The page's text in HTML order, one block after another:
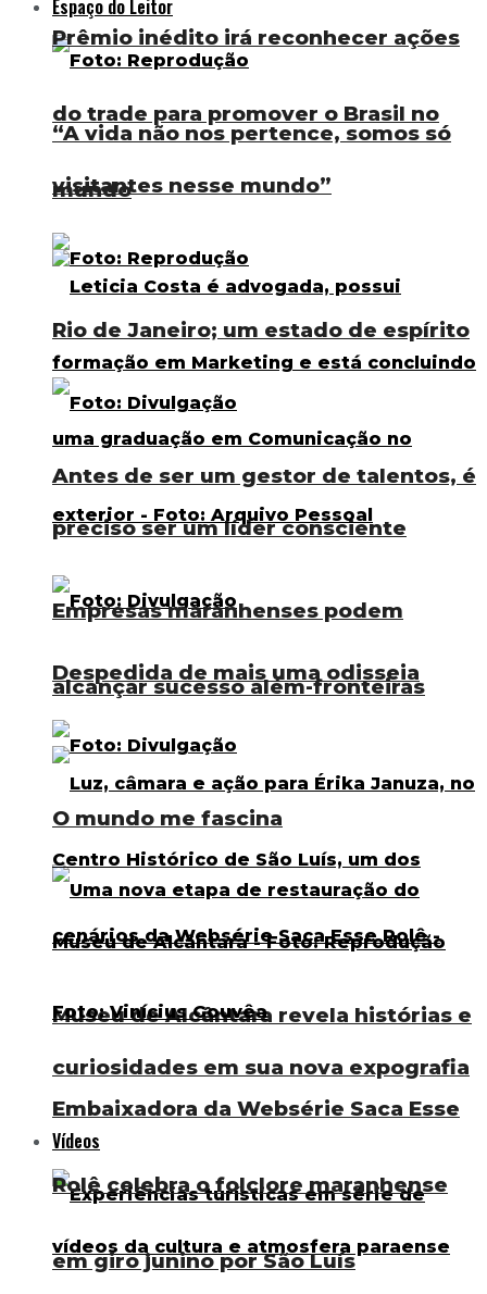
Espaço do Leitor
“A vida não nos pertence, somos só
visitantes nesse mundo”
Rio de Janeiro; um estado de espírito
Antes de ser um gestor de talentos, é
preciso ser um líder consciente
Despedida de mais uma odisseia
O mundo me fascina
Museu de Alcântara revela histórias e
curiosidades em sua nova expografia
Vídeos
Prêmio inédito irá reconhecer ações
do trade para promover o Brasil no
mundo
Empresas maranhenses podem
alcançar sucesso além-fronteiras
Embaixadora da Websérie Saca Esse
Rolê celebra o folclore maranhense
em giro junino por São Luís